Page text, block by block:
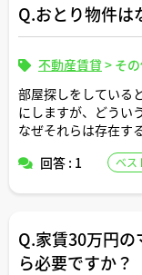
Q.おとり物件は
不動産賃貸 > そ
部屋探しをしている
にしますが、どうい
なぜそれらは存在す
回答 : 1
ベス
Q.家賃30万円の
ら必要ですか？